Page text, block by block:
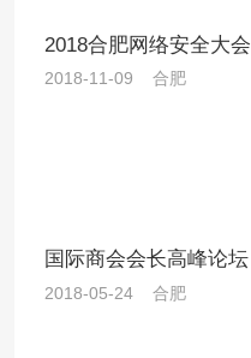
2018合肥网络安全大会
2018-11-09 合肥
国际商会会长高峰论坛
2018-05-24 合肥